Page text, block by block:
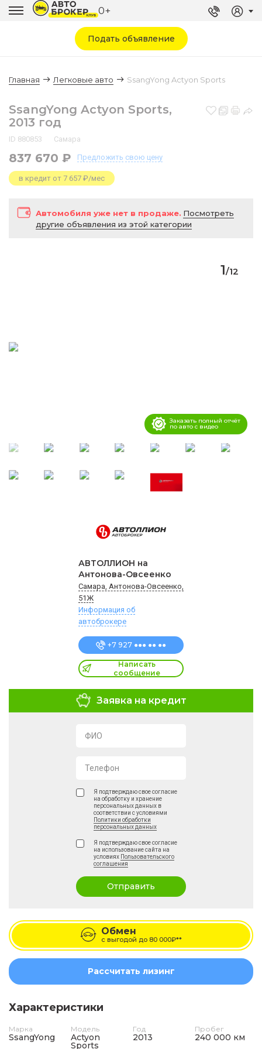
0+
Подать объявление
Главная Легковые авто SsangYong Actyon Sports
SsangYong Actyon Sports,
2013 год
ID 880853 Самара
837 670 ₽ Предложить свою цену
в кредит от 7 657 ₽/мес
Автомобиля уже нет в продаже. Посмотреть
другие объявления из этой категории
Заказать полный отчёт
по авто с видео
1/12
АВТОЛЛИОН на
Антонова-Овсеенко
Самара, Антонова-Овсеенко,
51Ж
Информация об
автоброкере
+7 927 ●●● ●● ●●
Написать
сообщение
Заявка на кредит
ФИО
Телефон
Я подтверждаю свое согласие
на обработку и хранение
персональных данных в
соответствии с условиями
Политики обработки
персональных данных
Я подтверждаю свое согласие
на использование сайта на
условиях Пользовательского
соглашения
Отправить
Обмен
с выгодой до 80 000₽**
Рассчитать лизинг
Характеристики
Марка
SsangYong
Модель
Actyon
Sports
Год
2013
Пробег
240 000 км